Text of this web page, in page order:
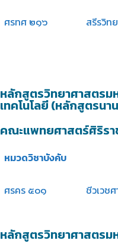
ศรทศ ๒๑๖ สรีรวิท
หลักสูตรวิทยาศาสตร
เทคโนโลยี (หลักสูตรนา
คณะแพทยศาสตร์ศิริร
หมวดวิชาบังคับ
ศรคร ๕๐๑ ชีวเวช
หลักสูตรวิทยาศาสตรม